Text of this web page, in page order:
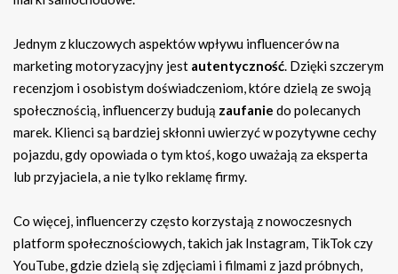
Jednym z kluczowych aspektów wpływu influencerów na
marketing motoryzacyjny jest autentyczność. Dzięki szczerym
recenzjom i osobistym doświadczeniom, które dzielą ze swoją
społecznością, influencerzy budują zaufanie do polecanych
marek. Klienci są bardziej skłonni uwierzyć w pozytywne cechy
pojazdu, gdy opowiada o tym ktoś, kogo uważają za eksperta
lub przyjaciela, a nie tylko reklamę firmy.
Co więcej, influencerzy często korzystają z nowoczesnych
platform społecznościowych, takich jak Instagram, TikTok czy
YouTube, gdzie dzielą się zdjęciami i filmami z jazd próbnych,